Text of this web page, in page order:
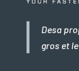
Desa
gros et